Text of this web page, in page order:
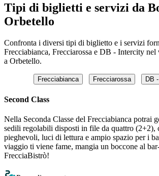
Tipi di biglietti e servizi da
Orbetello
Confronta i diversi tipi di biglietto e i servizi
Frecciabianca, Frecciarossa e DB - Intercity
a Orbetello.
Frecciabianca Frecciarossa DB
Second Class
Nella Seconda Classe del Frecciabianca potrai
sedili regolabili disposti in file da quattro (2+2),
pieghevoli, luci di lettura e ampio spazio per i
viaggio ti viene fame, mangia un boccone al
FrecciaBistrò!